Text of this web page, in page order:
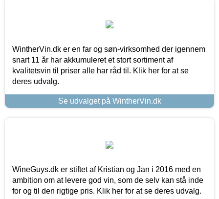
WintherVin.dk er en far og søn-virksomhed der igennem
snart 11 år har akkumuleret et stort sortiment af
kvalitetsvin til priser alle har råd til. Klik her for at se
deres udvalg.
Se udvalget på WintherVin.dk
WineGuys.dk er stiftet af Kristian og Jan i 2016 med en
ambition om at levere god vin, som de selv kan stå inde
for og til den rigtige pris. Klik her for at se deres udvalg.